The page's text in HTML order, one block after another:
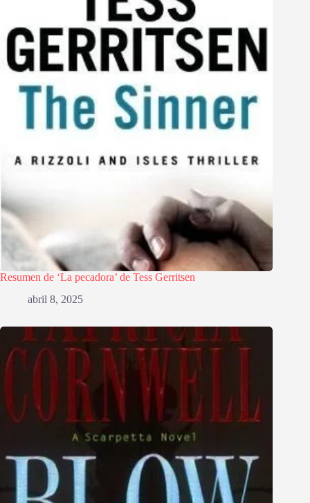
Resumen de ‘La pecadora’ de Tess Gerritsen
abril 8, 2025